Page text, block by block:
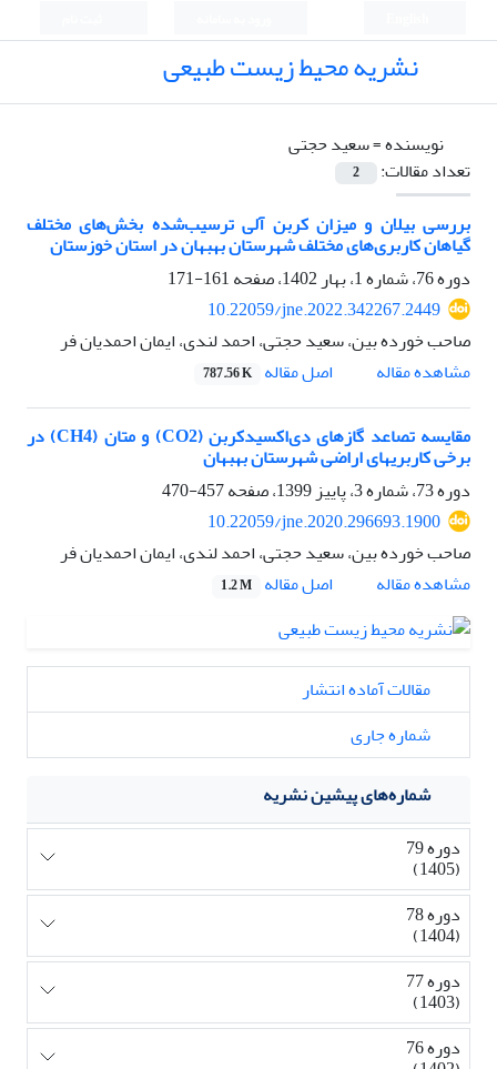
نشریه محیط زیست طبیعی
نویسنده =سعید حجتی
تعداد مقالات:
2
بررسی بیلان و میزان کربن آلی ترسیب‌شده بخش‌های مختلف
گیاهان کاربری‌های مختلف شهرستان بهبهان در استان خوزستان
دوره 76، شماره 1، بهار 1402، صفحه
161-171
10.22059/jne.2022.342267.2449
صاحب خورده بین، سعید حجتی، احمد لندی، ایمان احمدیان فر
مشاهده مقاله
اصل مقاله 787.56 K
مقایسه تصاعد گازهای دی‌اکسیدکربن (CO2) و متان (CH4) در
برخی کاربریهای اراضی شهرستان بهبهان
دوره 73، شماره 3، پاییز 1399، صفحه
457-470
10.22059/jne.2020.296693.1900
صاحب خورده بین، سعید حجتی، احمد لندی، ایمان احمدیان فر
مشاهده مقاله
اصل مقاله 1.2 M
مقالات آماده انتشار
شماره جاری
شماره‌های پیشین نشریه
دوره 79
(1405)
دوره 78
(1404)
دوره 77
(1403)
دوره 76